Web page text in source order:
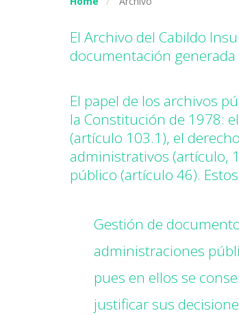
El Archivo del Cabildo
documentación generada
El papel de los archivos
la Constitución de 1978:
(artículo 103.1), el
administrativos (artículo,
público (artículo 46).
Gestión de
administraciones
pues en ellos se
justificar sus